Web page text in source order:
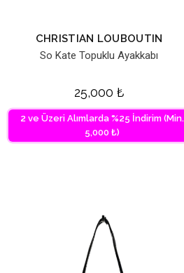
CHRISTIAN LOUBOUTIN
So Kate Topuklu Ayakkabı
25,000 ₺
2 ve Üzeri Alımlarda %25 İndirim (Min.
5,000 ₺)